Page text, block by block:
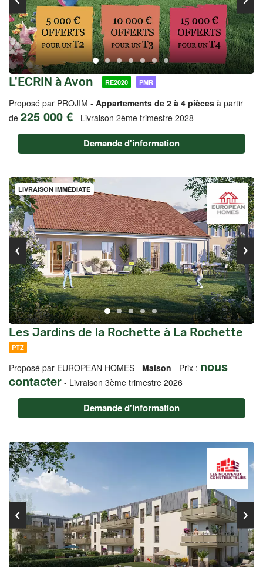
L'ECRIN à Avon RE2020 PMR
Proposé par PROJIM - Appartements de 2 à 4 pièces à partir
de 225 000 € - Livraison 2ème trimestre 2028
Demande d'information
LIVRAISON IMMÉDIATE
Les Jardins de la Rochette à La Rochette
PTZ
Proposé par EUROPEAN HOMES - Maison - Prix : nous
contacter - Livraison 3ème trimestre 2026
Demande d'information